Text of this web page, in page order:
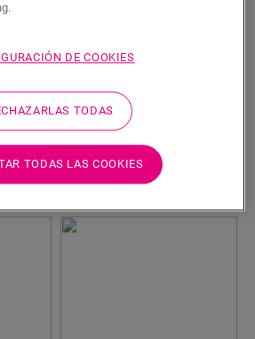
Nuevo
Roble cacau
LAMINADOS
SMART
QSSM8818
DE COOKIES
TODAS
TODAS LAS COOKIES